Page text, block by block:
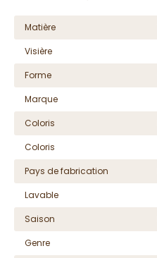
Matière
Visière
Forme
Marque
Coloris
Coloris
Pays de fabrication
Lavable
Saison
Genre